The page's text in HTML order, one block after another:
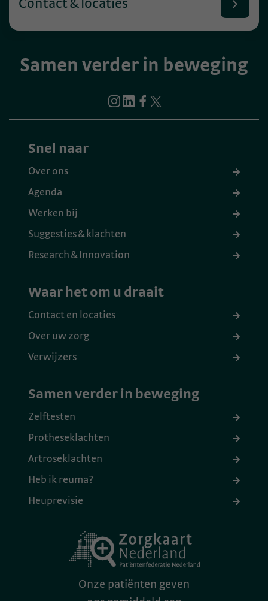
Samen verder in beweging
Contact & locaties
Snel naar
Over ons
Agenda
Werken bij
Suggesties & klachten
Research & Innovation
Waar het om u draait
Contact en locaties
Over uw zorg
Verwijzers
Samen verder in beweging
Zelftesten
Protheseklachten
Artroseklachten
Heb ik reuma?
Heuprevisie
Onze patiënten geven